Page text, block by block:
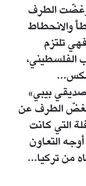
وغضّت الطرف
والانحطاط
تلتزم
الفلسطيني،
بيبي»
الطرف عن
التي كانت
التعاون
من تركيا…